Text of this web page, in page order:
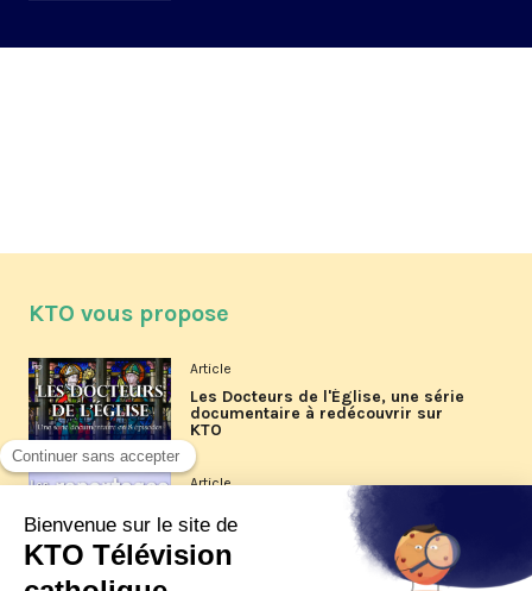
KTO vous propose
Article
Les Docteurs de l'Église, une série
documentaire à redécouvrir sur
KTO
Article
Les reportages d'été 2026 de KTO